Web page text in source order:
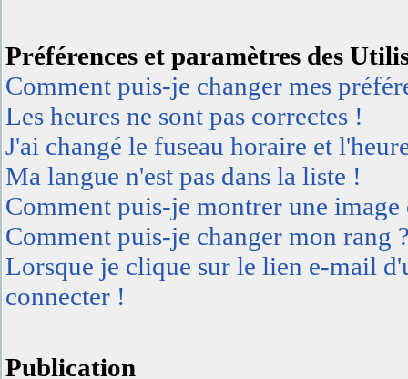
Préférences et paramètres des
Comment puis-je changer mes
Les heures ne sont pas correctes !
J'ai changé le fuseau horaire et
Ma langue n'est pas dans la liste !
Comment puis-je montrer une
Comment puis-je changer mon rang
Lorsque je clique sur le lien e-mail
connecter !
Publication